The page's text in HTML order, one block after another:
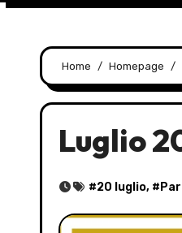
Home Homepage
Luglio
#20 luglio, #